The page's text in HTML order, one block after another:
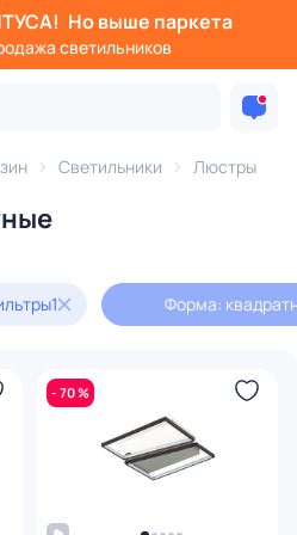
Но выше паркета
светильников
Светильники Люстры
1 Форма:
- 70 %